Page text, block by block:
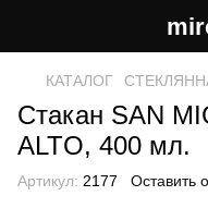
КАТАЛОГ
Стакан SAN
ALTO, 400 мл.
Артикул: 2177 Оставить